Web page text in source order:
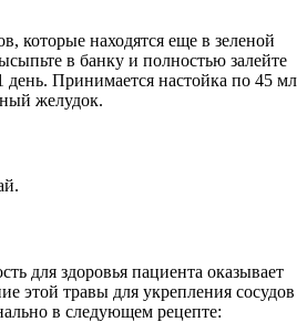
которые находятся еще в зеленой
в банку и полностью залейте
день. Принимается настойка по 45 мл
желудок.
для здоровья пациента оказывает
этой травы для укрепления сосудов
в следующем рецепте: